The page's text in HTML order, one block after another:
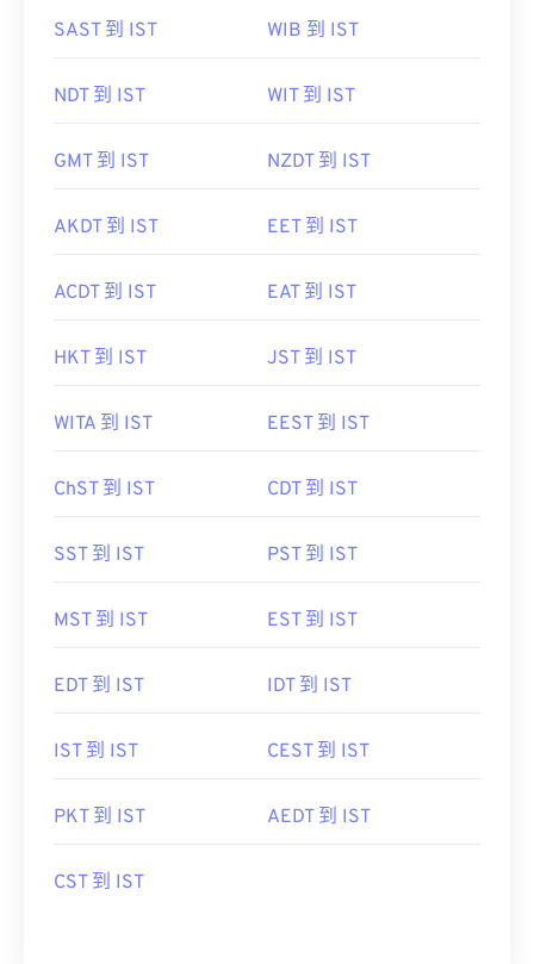
SAST 到 IST WIB 到 IST
NDT 到 IST WIT 到 IST
GMT 到 IST NZDT 到 IST
AKDT 到 IST EET 到 IST
ACDT 到 IST EAT 到 IST
HKT 到 IST JST 到 IST
WITA 到 IST EEST 到 IST
ChST 到 IST CDT 到 IST
SST 到 IST PST 到 IST
MST 到 IST EST 到 IST
EDT 到 IST IDT 到 IST
IST 到 IST CEST 到 IST
PKT 到 IST AEDT 到 IST
CST 到 IST